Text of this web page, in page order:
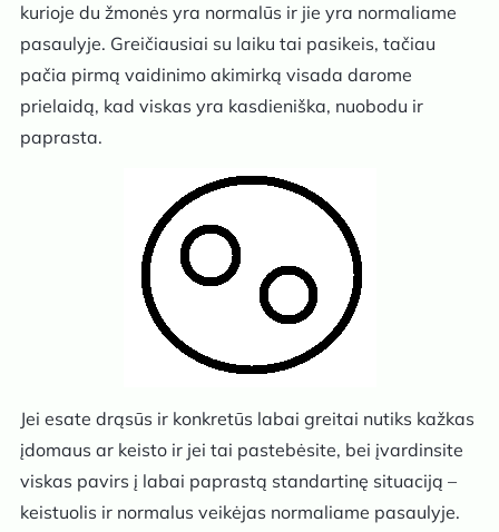
kurioje du žmonės yra normalūs ir jie yra normaliame
pasaulyje. Greičiausiai su laiku tai pasikeis, tačiau
pačia pirmą vaidinimo akimirką visada darome
prielaidą, kad viskas yra kasdieniška, nuobodu ir
paprasta.
Jei esate drąsūs ir konkretūs labai greitai nutiks kažkas
įdomaus ar keisto ir jei tai pastebėsite, bei įvardinsite
viskas pavirs į labai paprastą standartinę situaciją –
keistuolis ir normalus veikėjas normaliame pasaulyje.